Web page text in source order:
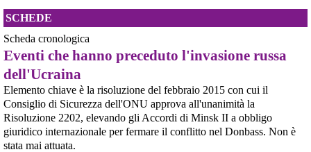
Siamo felici di annunciarvi un aggiornamento per la nostra "Breve storia del
pacifismo italiano". Il percorso di ricerca e divulgazione si arricchisce oggi
di un nuovo strumento: abbiamo integrato nel testo undici schede
introduttive, dedicate ciascuna a una specifica periodizzazione s
[news] Ucraina, minacce alla redazione di Babel che ha indagato sulle torture
nel Reggimento Skelya
La giornalista Kateryna Lykhohliad, la direttrice Kateryna Kobernyk e l'intera
redazione di Babel hanno ricevuto gravi minacce dirette a seguito della
pubblicazione dell'inchiesta shock sul 425º Reggimento d'Assalto "Skelya".
https://babel.ua/en/texts/127938-the-skelya-assault-re
[News] Violenza sessuale in Sudan per traumatizzare la popolazione civile: il
rapporto pubblicato oggi dall'ONU
SCHEDE
Scheda cronologica
Eventi che hanno preceduto l'invasione russa
dell'Ucraina
Elemento chiave è la risoluzione del febbraio 2015 con cui il
Consiglio di Sicurezza dell'ONU approva all'unanimità la
Risoluzione 2202, elevando gli Accordi di Minsk II a obbligo
giuridico internazionale per fermare il conflitto nel Donbass. Non è
stata mai attuata.